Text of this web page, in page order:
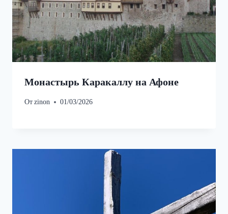
Монастырь Каракаллу на Афоне
Отzinon 01/03/2026